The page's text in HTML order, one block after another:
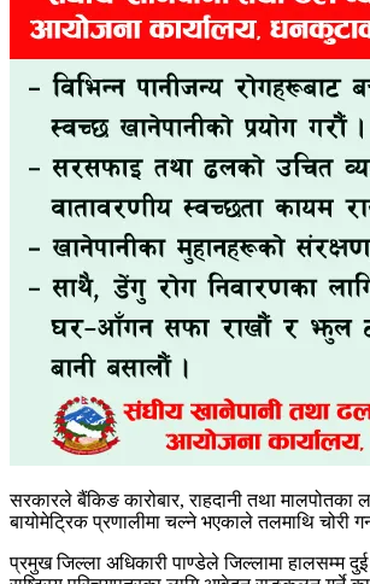
सरकारले बैंकिङ कारोबार, राहदानी तथा
बायोमेट्रिक प्रणालीमा चल्ने भएकाले तलमाथि चोरी
प्रमुख जिल्ला अधिकारी पाण्डेले जिल्लामा हालसम्म